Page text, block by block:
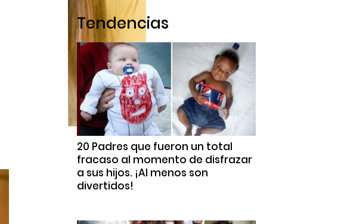
Tendencias
20 Padres que fueron un total
fracaso al momento de disfrazar
a sus hijos. ¡Al menos son
divertidos!